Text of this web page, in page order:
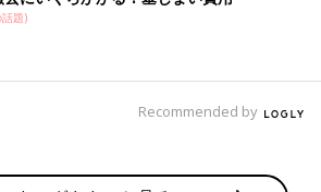
話題)
Recommended by